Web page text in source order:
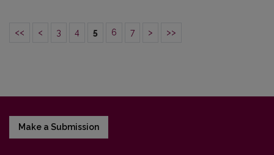
<< < 3 4 5 6 7 > >>
Make a Submission